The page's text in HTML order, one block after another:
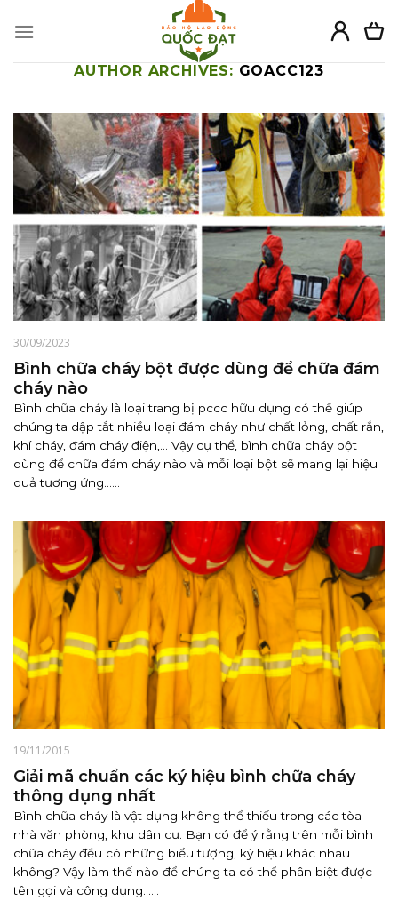
AUTHOR ARCHIVES: GOACC123
30/09/2023
Bình chữa cháy bột được dùng để chữa đám
cháy nào
Bình chữa cháy là loại trang bị pccc hữu dụng có thể giúp
chúng ta dập tắt nhiều loại đám cháy như chất lỏng, chất rắn,
khí cháy, đám cháy điện,… Vậy cụ thể, bình chữa cháy bột
dùng để chữa đám cháy nào và mỗi loại bột sẽ mang lại hiệu
quả tương ứng......
19/11/2015
Giải mã chuẩn các ký hiệu bình chữa cháy
thông dụng nhất
Bình chữa cháy là vật dụng không thể thiếu trong các tòa
nhà văn phòng, khu dân cư. Bạn có để ý rằng trên mỗi bình
chữa cháy đều có những biểu tượng, ký hiệu khác nhau
không? Vậy làm thế nào để chúng ta có thể phân biệt được
tên gọi và công dụng......